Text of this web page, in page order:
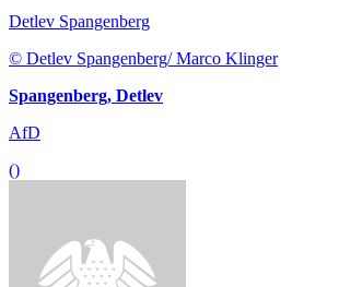
Detlev Spangenberg
© Detlev Spangenberg/ Marco Klinger
Spangenberg, Detlev
AfD
()